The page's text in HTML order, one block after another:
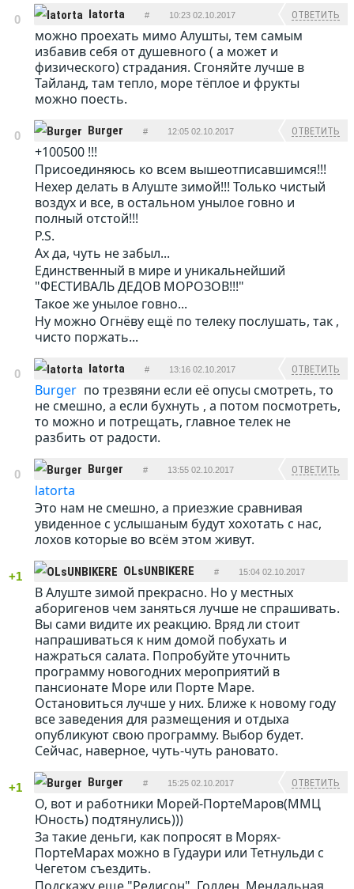
0 latorta # 10:23 02.10.2017 ОТВЕТИТЬ
можно проехать мимо Алушты, тем самым
избавив себя от душевного ( а может и
физического) страдания. Сгоняйте лучше в
Тайланд, там тепло, море тёплое и фрукты
можно поесть.
0 Burger # 12:05 02.10.2017 ОТВЕТИТЬ
+100500 !!!
Присоединяюсь ко всем вышеотписавшимся!!!
Нехер делать в Алуште зимой!!! Только чистый
воздух и все, в остальном унылое говно и
полный отстой!!!
P.S.
Ах да, чуть не забыл...
Единственный в мире и уникальнейший
"ФЕСТИВАЛЬ ДЕДОВ МОРОЗОВ!!!"
Такое же унылое говно...
Ну можно Огнёву ещё по телеку послушать, так ,
чисто поржать...
0 latorta # 13:16 02.10.2017 ОТВЕТИТЬ
Burger по трезвяни если её опусы смотреть, то
не смешно, а если бухнуть , а потом посмотреть,
то можно и потрещать, главное телек не
разбить от радости.
0 Burger # 13:55 02.10.2017 ОТВЕТИТЬ
latorta
Это нам не смешно, а приезжие сравнивая
увиденное с услышаным будут хохотать с нас,
лохов которые во всём этом живут.
+1 OLsUNBIKERE # 15:04 02.10.2017
ОТВЕТИТЬ
В Алуште зимой прекрасно. Но у местных
аборигенов чем заняться лучше не спрашивать.
Вы сами видите их реакцию. Вряд ли стоит
напрашиваться к ним домой побухать и
нажраться салата. Попробуйте уточнить
программу новогодних мероприятий в
пансионате Море или Порте Маре.
Остановиться лучше у них. Ближе к новому году
все заведения для размещения и отдыха
опубликуют свою программу. Выбор будет.
Сейчас, наверное, чуть-чуть рановато.
+1 Burger # 15:25 02.10.2017 ОТВЕТИТЬ
О, вот и работники Морей-ПортеМаров(ММЦ
Юность) подтянулись)))
За такие деньги, как попросят в Морях-
ПортеМарах можно в Гудаури или Тетнульди с
Чегетом съездить.